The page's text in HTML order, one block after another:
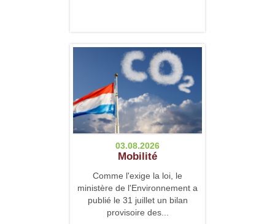
03.08.2026
Mobilité
Comme l'exige la loi, le
ministère de l'Environnement a
publié le 31 juillet un bilan
provisoire des...